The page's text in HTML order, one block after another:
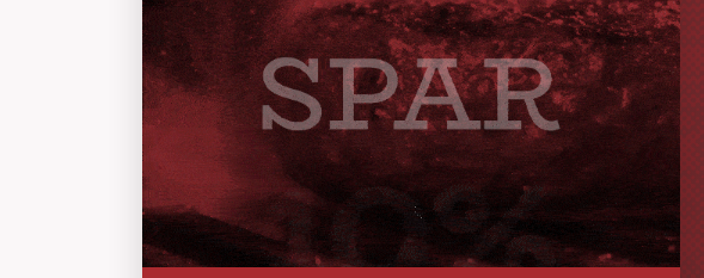
Handelsbetingelser
FAQ
Levering eller afhentning
Om Steak-out.dk
Persondatapolitik